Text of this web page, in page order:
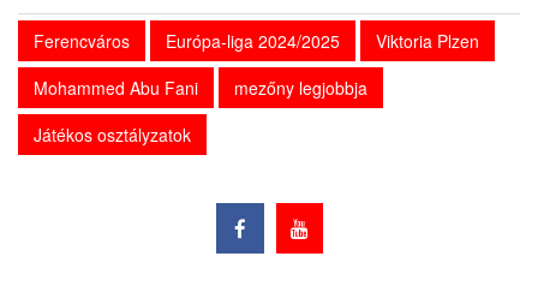
Ferencváros Európa-liga 2024/2025
Viktoria Plzen
Mohammed Abu Fani
mezőny legjobbja
Játékos osztályzatok